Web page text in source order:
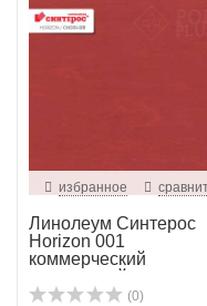
избранное
Линолеум Синтерос
Horizon 001
коммерческий
гомогенный
(0)